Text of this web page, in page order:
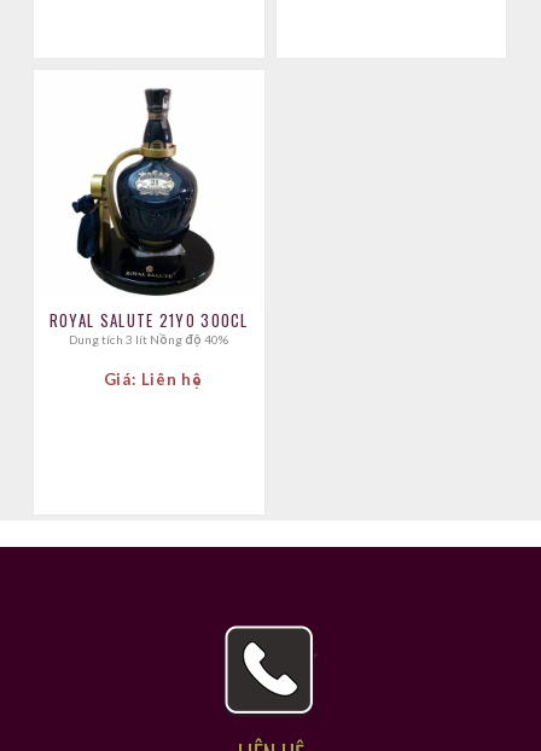
ROYAL SALUTE 21YO 300CL
Dung tích 3 lít Nồng độ 40%
Giá: Liên hệ